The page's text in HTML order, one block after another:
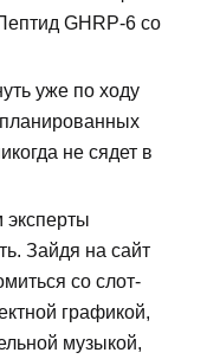
GHRP-6 со
уже по ходу
не сядет в
Зайдя на сайт
со слот-
графикой,
музыкой,